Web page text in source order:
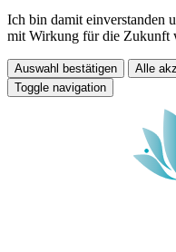
Ich bin damit einverstanden
mit Wirkung für die Zukunft
Auswahl bestätigen
Alle
Toggle navigation